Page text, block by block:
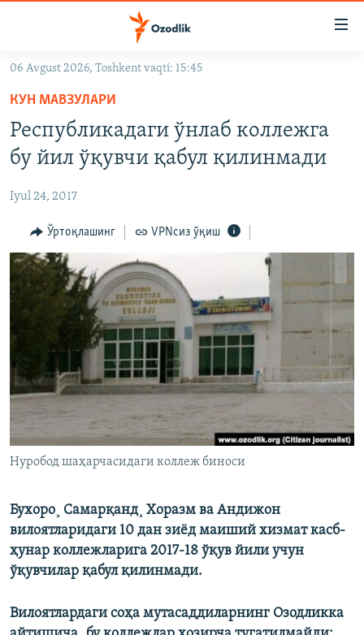
Асосий
навигацияга
ўтинг
Қидиришга
OZODVIDEO
OZODARXIV
На русском
ИЖТИМОИЙ ТАРМОҚЛАР
Озодлик бошқа тилларда
06 Avgust 2026, Toshkent vaqti: 15:45
КУН МАВЗУЛАРИ
Республикадаги ўнлаб коллежга
бу йил ўқувчи қабул қилинмади
Iyul 24, 2017
Ўртоқлашинг VPNсиз ўқиш
Нуробод шаҳарчасидаги коллеж биноси
Бухоро¸ Самарқанд¸ Хоразм ва Андижон
вилоятларидаги 10 дан зиëд маиший хизмат касб-
ҳунар коллежларига 2017-18 ўқув йили учун
ўқувчилар қабул қилинмади.
Вилоятлардаги соҳа мутасаддиларнинг Озодликка